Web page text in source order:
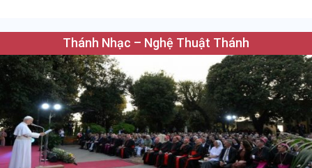
Thánh Nhạc – Nghệ Thuật Thánh